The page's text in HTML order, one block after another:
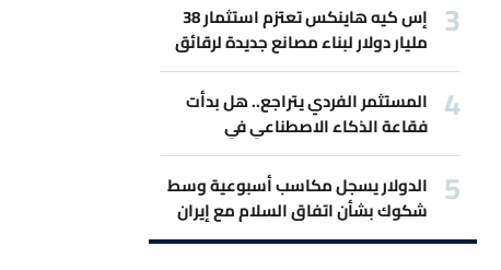
إس كيه هاينكس تعتزم استثمار 38
مليار دولار لبناء مصانع جديدة لرقائق
الذاكرة
المستثمر الفردي يتراجع.. هل بدأت
فقاعة الذكاء الاصطناعي في
الانكماش؟
الدولار يسجل مكاسب أسبوعية وسط
شكوك بشأن اتفاق السلام مع إيران